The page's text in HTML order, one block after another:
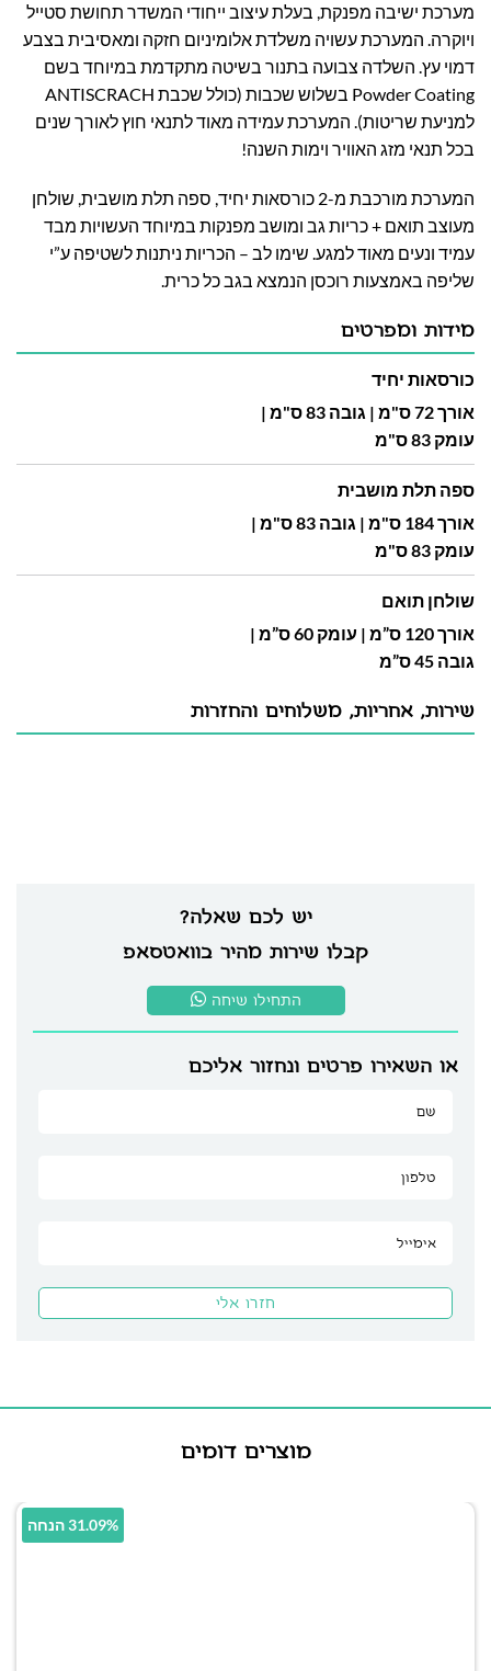
מערכת ישיבה מפנקת, בעלת עיצוב ייחודי המשדר תחושת סטייל
ויוקרה. המערכת עשויה משלדת אלומיניום חזקה ומאסיבית בצבע
דמוי עץ. השלדה צבועה בתנור בשיטה מתקדמת במיוחד בשם
Powder Coating בשלוש שכבות (כולל שכבת ANTISCRACH
למניעת שריטות). המערכת עמידה מאוד לתנאי חוץ לאורך שנים
בכל תנאי מזג האוויר וימות השנה!
המערכת מורכבת מ-2 כורסאות יחיד, ספה תלת מושבית, שולחן
מעוצב תואם + כריות גב ומושב מפנקות במיוחד העשויות מבד
עמיד ונעים מאוד למגע. שימו לב – הכריות ניתנות לשטיפה ע”י
שליפה באמצעות רוכסן הנמצא בגב כל כרית.
מידות ומפרטים
כורסאות יחיד
אורך 72 ס"מ | גובה 83 ס"מ |
עומק 83 ס"מ
ספה תלת מושבית
אורך 184 ס"מ | גובה 83 ס"מ |
עומק 83 ס"מ
שולחן תואם
אורך 120 ס”מ | עומק 60 ס”מ |
גובה 45 ס”מ
יש לכם שאלה?
קבלו שירות מהיר בוואטסאפ
התחילו שיחה
או השאירו פרטים ונחזור אליכם
שירות, אחריות, משלוחים והחזרות
מוצרים דומים
31.09% הנחה